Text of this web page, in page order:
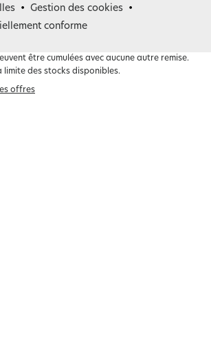
Gestion des cookies
conforme
être cumulées avec aucune autre remise.
limite des stocks disponibles.
offres